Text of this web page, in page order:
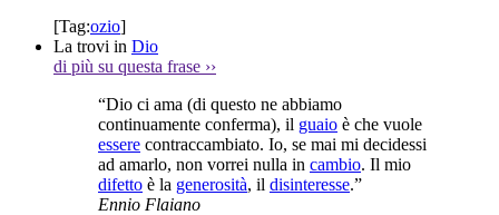
[Tag:ozio]
La trovi in Dio
di più su questa frase ››
“Dio ci ama (di questo ne abbiamo
continuamente conferma), il guaio è che vuole
essere contraccambiato. Io, se mai mi decidessi
ad amarlo, non vorrei nulla in cambio. Il mio
difetto è la generosità, il disinteresse.”
Ennio Flaiano